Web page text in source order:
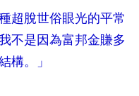
超脫世俗眼光的平常
不是因為富邦金賺多
構。」